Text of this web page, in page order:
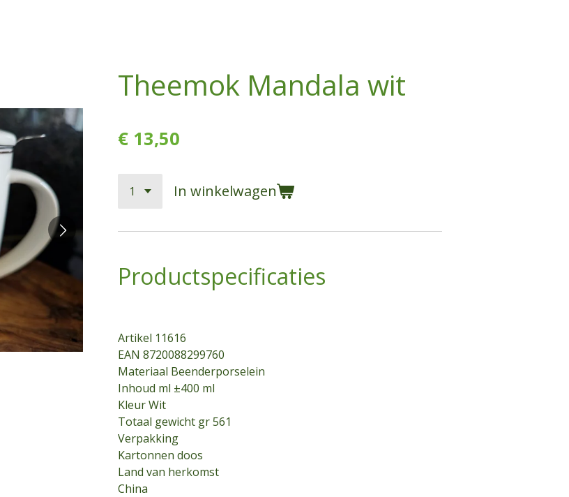
Theemok Mandala wit
€ 13,50
In winkelwagen
Productspecificaties
Artikel 11616
EAN 8720088299760
Materiaal Beenderporselein
Inhoud ml ±400 ml
Kleur Wit
Totaal gewicht gr 561
Verpakking
Kartonnen doos
Land van herkomst
China